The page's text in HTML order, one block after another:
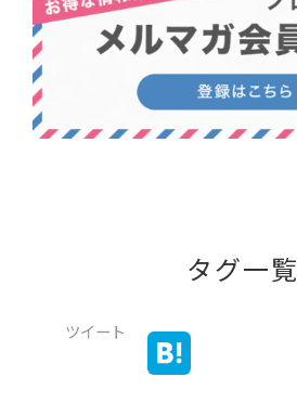
タグ一覧
ツイート